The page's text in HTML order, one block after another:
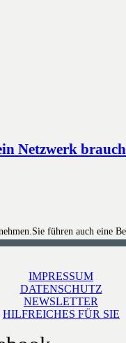
Netzwerk
führen auch eine
IMPRESSUM
DATENSCHUTZ
NEWSLETTER
HILFREICHES FÜR SIE